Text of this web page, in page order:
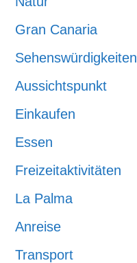
Gran Canaria
Sehenswürdigkeiten
Aussichtspunkt
Einkaufen
Essen
Freizeitaktivitäten
La Palma
Anreise
Transport